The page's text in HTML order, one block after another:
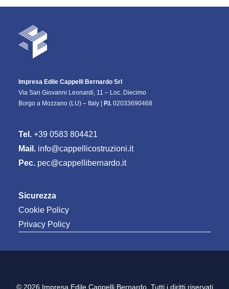
Impresa Edile Cappelli Bernardo Srl
Via San Giovanni Leonardi, 11 – Loc. Diecimo
Borgo a Mozzano (LU) – Italy |
P.I. 02033690468
Tel. +39 0583 804421
Mail. info@cappellicostruzioni.it
Pec. pec@cappellibernardo.it
Sicurezza
Cookie Policy
Privacy Policy
© 2026 Impresa Edile Cappelli Bernardo. Tutti i diritti riservati